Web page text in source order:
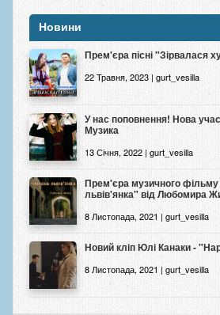
Новини
Прем'єра пісні "Зірвалася
22 Травня, 2023 | gurt_vesilla
У нас поповнення! Нова
Музика
13 Січня, 2022 | gurt_vesilla
Прем'єра музичного фільму
львів'янка" від Любомира
8 Листопада, 2021 | gurt_vesilla
Новий кліп Юлі Канаки -
8 Листопада, 2021 | gurt_vesilla